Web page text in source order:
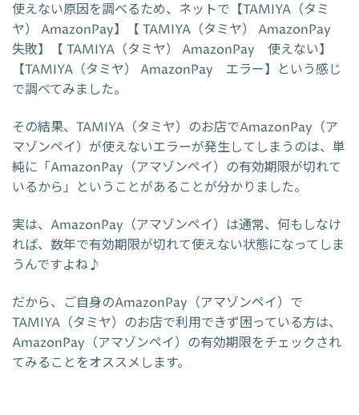
使えない原因を調べるため、ネットで【TAMIYA（タミ
ヤ） AmazonPay】【 TAMIYA（タミヤ） AmazonPay
失敗】【 TAMIYA（タミヤ） AmazonPay 使えない】
【TAMIYA（タミヤ） AmazonPay エラー】という感じ
で調べてみました。
その結果、TAMIYA（タミヤ）のお店でAmazonPay（ア
マゾンペイ）が使えないエラーが発生してしまうのは、単
純に「AmazonPay（アマゾンペイ）の有効期限が切れて
いるから」ということがあることが分かりました。
実は、AmazonPay（アマゾンペイ）は通常、何もしなけ
れば、数年で有効期限が切れて使えない状態になってしま
うんですよね♪
だから、ご自身のAmazonPay（アマゾンペイ）で
TAMIYA（タミヤ）のお店で利用できず困っている方は、
AmazonPay（アマゾンペイ）の有効期限をチェックされ
てみることをオススメします。